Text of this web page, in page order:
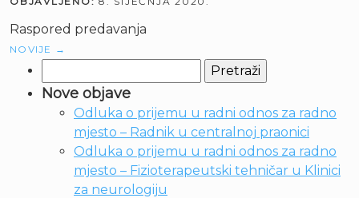
Raspored predavanja
NOVIJE →
Nove objave
Odluka o prijemu u radni odnos za radno
mjesto – Radnik u centralnoj praonici
Odluka o prijemu u radni odnos za radno
mjesto – Fizioterapeutski tehničar u Klinici
za neurologiju